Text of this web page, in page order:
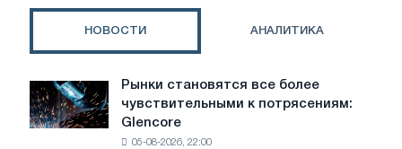
НОВОСТИ АНАЛИТИКА
Рынки
становятся
все
Рынки становятся все более
чувствительными к потрясениям:
Glencore
05-08-2026, 22:00